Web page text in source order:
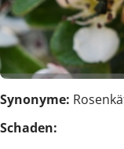
Synonyme:
Schaden: